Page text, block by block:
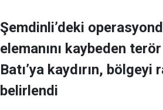
Şemdinli’deki
elemanını kaybeden
Batı’ya kaydırın,
belirlendi